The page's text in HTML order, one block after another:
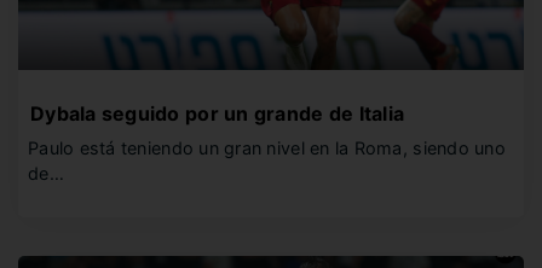
Dybala seguido por un grande de Italia
Paulo está teniendo un gran nivel en la Roma, siendo uno
de…